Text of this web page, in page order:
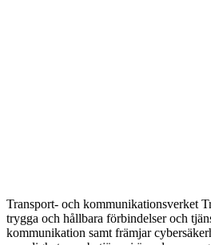
Transport- och kommunikationsverket
trygga och hållbara förbindelser och
kommunikation samt främjar